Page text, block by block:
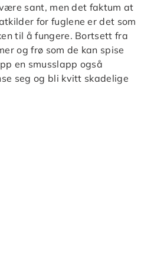
sant, men det faktum at
for fuglene er det som
til å fungere. Bortsett fra
og frø som de kan spise
en smusslapp også
seg og bli kvitt skadelige